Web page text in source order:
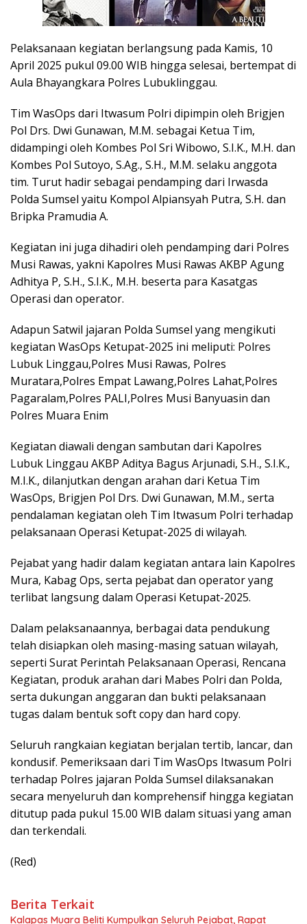
Pelaksanaan kegiatan berlangsung pada Kamis, 10
April 2025 pukul 09.00 WIB hingga selesai, bertempat di
Aula Bhayangkara Polres Lubuklinggau.
Tim WasOps dari Itwasum Polri dipimpin oleh Brigjen
Pol Drs. Dwi Gunawan, M.M. sebagai Ketua Tim,
didampingi oleh Kombes Pol Sri Wibowo, S.I.K., M.H. dan
Kombes Pol Sutoyo, S.Ag., S.H., M.M. selaku anggota
tim. Turut hadir sebagai pendamping dari Irwasda
Polda Sumsel yaitu Kompol Alpiansyah Putra, S.H. dan
Bripka Pramudia A.
Kegiatan ini juga dihadiri oleh pendamping dari Polres
Musi Rawas, yakni Kapolres Musi Rawas AKBP Agung
Adhitya P, S.H., S.I.K., M.H. beserta para Kasatgas
Operasi dan operator.
Adapun Satwil jajaran Polda Sumsel yang mengikuti
kegiatan WasOps Ketupat-2025 ini meliputi: Polres
Lubuk Linggau,Polres Musi Rawas, Polres
Muratara,Polres Empat Lawang,Polres Lahat,Polres
Pagaralam,Polres PALI,Polres Musi Banyuasin dan
Polres Muara Enim
Kegiatan diawali dengan sambutan dari Kapolres
Lubuk Linggau AKBP Aditya Bagus Arjunadi, S.H., S.I.K.,
M.I.K., dilanjutkan dengan arahan dari Ketua Tim
WasOps, Brigjen Pol Drs. Dwi Gunawan, M.M., serta
pendalaman kegiatan oleh Tim Itwasum Polri terhadap
pelaksanaan Operasi Ketupat-2025 di wilayah.
Pejabat yang hadir dalam kegiatan antara lain Kapolres
Mura, Kabag Ops, serta pejabat dan operator yang
terlibat langsung dalam Operasi Ketupat-2025.
Dalam pelaksanaannya, berbagai data pendukung
telah disiapkan oleh masing-masing satuan wilayah,
seperti Surat Perintah Pelaksanaan Operasi, Rencana
Kegiatan, produk arahan dari Mabes Polri dan Polda,
serta dukungan anggaran dan bukti pelaksanaan
tugas dalam bentuk soft copy dan hard copy.
Seluruh rangkaian kegiatan berjalan tertib, lancar, dan
kondusif. Pemeriksaan dari Tim WasOps Itwasum Polri
terhadap Polres jajaran Polda Sumsel dilaksanakan
secara menyeluruh dan komprehensif hingga kegiatan
ditutup pada pukul 15.00 WIB dalam situasi yang aman
dan terkendali.
(Red)
Berita Terkait
Kalapas Muara Beliti Kumpulkan Seluruh Pejabat, Rapat